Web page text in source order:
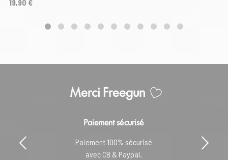
19,90 €
Merci Freegun
Paiement sécurisé
Paiement 100% sécurisé
avec CB & Paypal.